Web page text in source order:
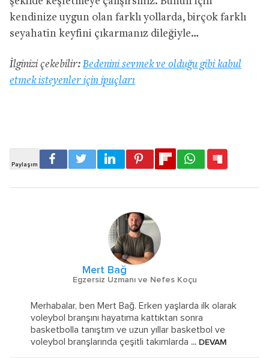
kendinize uygun olan farklı yollarda, birçok farklı
seyahatin keyfini çıkarmanız dileğiyle…
İlginizi çekebilir: Bedenini sevmek ve olduğu gibi kabul
etmek isteyenler için ipuçları
Mert Bağ
Egzersiz Uzmanı ve Nefes Koçu
Merhabalar, ben Mert Bağ. Erken yaşlarda ilk olarak
voleybol branşını hayatıma kattıktan sonra
basketbolla tanıştım ve uzun yıllar basketbol ve
voleybol branşlarında çeşitli takımlarda ... DEVAM